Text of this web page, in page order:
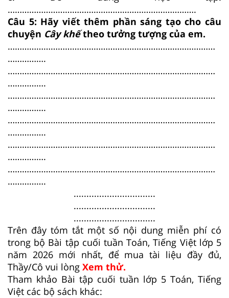
…………………………………………………………………….
Câu 5: Hãy viết thêm phần sáng tạo cho câu
chuyện Cây khếtheo tưởng tượng của em.
……………………………………………………………………………
…………….
……………………………………………………………………………
…………….
……………………………………………………………………………
…………….
……………………………………………………………………………
…………….
……………………………………………………………………………
…………….
……………………………………………………………………………
…………….
................................
................................
................................
Trên đây tóm tắt một số nội dung miễn phí có
trong bộ Bài tập cuối tuần Toán, Tiếng Việt lớp 5
năm 2026 mới nhất, để mua tài liệu đầy đủ,
Thầy/Cô vui lòng Xem thử.
Tham khảo Bài tập cuối tuần lớp 5 Toán, Tiếng
Việt các bộ sách khác: